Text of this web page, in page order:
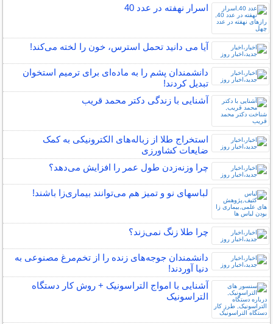
اسرار نهفته در عدد 40
آیا می دانید تحمل استرس، خون را لخته می‌کند!
دانشمندان پشم را به ماده‌ای برای ترمیم استخوان
تبدیل کردند!
آشنایی با زندگی دکتر محمد قریب
استخراج طلا از زباله‌های الکترونیکی به کمک
ضایعات کشاورزی
چرا وزنه‌زدن طول عمر را افزایش می‌دهد؟
لباس‎های نو و تمیز هم می‌توانند بیماری‌زا باشند!
چرا طلا زنگ نمی‌زند؟
دانشمندان جوجه‌های زنده را از تخم‌مرغ مصنوعی به
دنیا آوردند!
آشنایی با امواج التراسونیک + روش کار دستگاه
التراسونیک